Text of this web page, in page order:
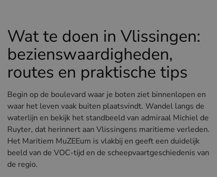
Wat te doen in Vlissingen:
bezienswaardigheden,
routes en praktische tips
Begin op de boulevard waar je boten ziet binnenlopen en
waar het leven vaak buiten plaatsvindt. Wandel langs de
waterlijn en bekijk het standbeeld van admiraal Michiel de
Ruyter, dat herinnert aan Vlissingens maritieme verleden.
Het Maritiem MuZEEum is vlakbij en geeft een duidelijk
beeld van de VOC-tijd en de scheepvaartgeschiedenis van
de regio.